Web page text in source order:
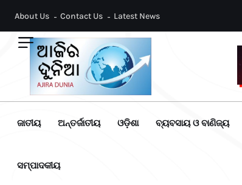
About Us Contact Us Latest News
ଜାତୀୟ ଅନ୍ତର୍ଜାତୀୟ ଓଡ଼ିଶା ବ୍ୟବସାୟ ଓ ବାଣିଜ୍ୟ
ସମ୍ପାଦକୀୟ